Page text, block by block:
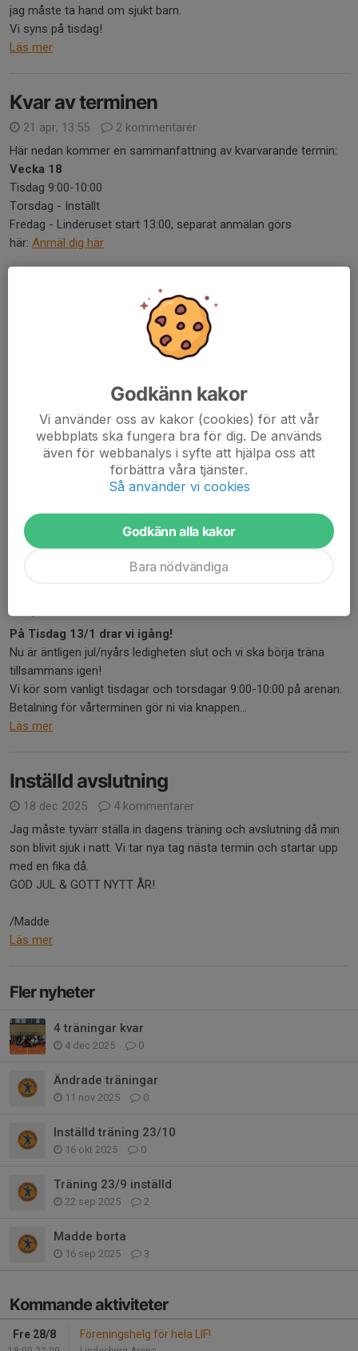
jag måste ta hand om sjukt barn.
Vi syns på tisdag!
Läs mer
Kvar av terminen
21 apr, 13:55
2 kommentarer
Här nedan kommer en sammanfattning av kvarvarande termin:
Vecka 18
Tisdag 9:00-10:00
Torsdag - Inställt
Fredag - Linderuset start 13:00, separat anmälan görs
här: Anmäl dig här
Tisdag 9:00-10:00 utomhus (pga BEL)...
0 kommentarer
Nu närmar det sig påsk och Capricen m.m, vilket betyder att vi
får ändra lite i vårt träningsschema då.
Tisdag som vanligt - 9:00-10:00, hall 1.
Torsdag - Inställt - Passa istället på att gå på herrarnas kval på...
Läs mer
På Tisdag 13/1 drar vi igång!
Nu är äntligen jul/nyårs ledigheten slut och vi ska börja träna
tillsammans igen!
Vi kör som vanligt tisdagar och torsdagar 9:00-10:00 på arenan.
Betalning för vårterminen gör ni via knappen...
Läs mer
Inställd avslutning
18 dec 2025
4 kommentarer
Jag måste tyvärr ställa in dagens träning och avslutning då min
son blivit sjuk i natt. Vi tar nya tag nästa termin och startar upp
med en fika då.
GOD JUL & GOTT NYTT ÅR!
/Madde
Läs mer
Fler nyheter
4 träningar kvar
4 dec 2025 0
Ändrade träningar
11 nov 2025 0
Inställd träning 23/10
16 okt 2025 0
Träning 23/9 inställd
22 sep 2025 2
Madde borta
16 sep 2025 3
Kommande aktiviteter
Fre 28/8 Föreningshelg för hela LIF!
Godkänn kakor
Vi använder oss av kakor (cookies) för att vår
webbplats ska fungera bra för dig. De används
även för webbanalys i syfte att hjälpa oss att
förbättra våra tjänster.
Så använder vi cookies
Godkänn alla kakor
Bara nödvändiga